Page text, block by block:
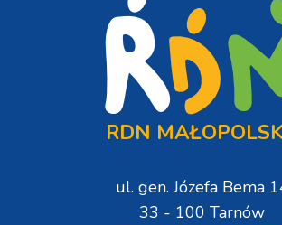
RDN
ul. gen. Józefa Bema
33 - 100 Tarnów